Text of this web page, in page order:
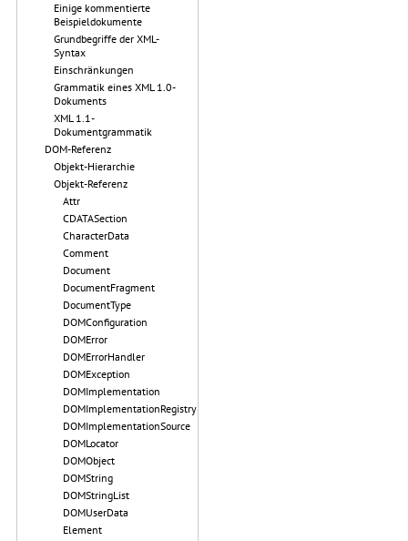
Einige kommentierte
Beispieldokumente
Grundbegriffe der XML-
Syntax
Einschränkungen
Grammatik eines XML 1.0-
Dokuments
XML 1.1-
Dokumentgrammatik
DOM-Referenz
Objekt-Hierarchie
Objekt-Referenz
Attr
CDATASection
CharacterData
Comment
Document
DocumentFragment
DocumentType
DOMConfiguration
DOMError
DOMErrorHandler
DOMException
DOMImplementation
DOMImplementationRegistry
DOMImplementationSource
DOMLocator
DOMObject
DOMString
DOMStringList
DOMUserData
Element